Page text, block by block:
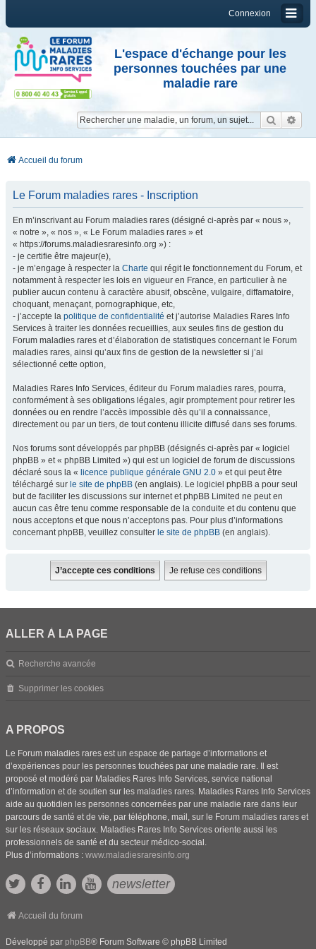
Connexion
L'espace d'échange pour les
personnes touchées par une
maladie rare
Accueil du forum
Le Forum maladies rares - Inscription
En m’inscrivant au Forum maladies rares (désigné ci-après par « nous »,
« notre », « nos », « Le Forum maladies rares » et
« https://forums.maladiesraresinfo.org ») :
- je certifie être majeur(e),
- je m’engage à respecter la Charte qui régit le fonctionnement du Forum, et
notamment à respecter les lois en vigueur en France, en particulier à ne
publier aucun contenu à caractère abusif, obscène, vulgaire, diffamatoire,
choquant, menaçant, pornographique, etc,
- j’accepte la politique de confidentialité et j’autorise Maladies Rares Info
Services à traiter les données recueillies, aux seules fins de gestion du
Forum maladies rares et d’élaboration de statistiques concernant le Forum
maladies rares, ainsi qu’aux fins de gestion de la newsletter si j’ai
sélectionné cette option,
Maladies Rares Info Services, éditeur du Forum maladies rares, pourra,
conformément à ses obligations légales, agir promptement pour retirer les
données ou en rendre l’accès impossible dès qu’il a connaissance,
directement ou par un tiers, de tout contenu illicite diffusé dans ses forums.
Nos forums sont développés par phpBB (désignés ci-après par « logiciel
phpBB » et « phpBB Limited ») qui est un logiciel de forum de discussions
déclaré sous la « licence publique générale GNU 2.0 » et qui peut être
téléchargé sur le site de phpBB (en anglais). Le logiciel phpBB a pour seul
but de faciliter les discussions sur internet et phpBB Limited ne peut en
aucun cas être tenu comme responsable de la conduite et du contenu que
nous acceptons et que nous n’acceptons pas. Pour plus d’informations
concernant phpBB, veuillez consulter le site de phpBB (en anglais).
ALLER À LA PAGE
Recherche avancée
Supprimer les cookies
A PROPOS
Le Forum maladies rares est un espace de partage d’informations et
d’expériences pour les personnes touchées par une maladie rare. Il est
proposé et modéré par Maladies Rares Info Services, service national
d’information et de soutien sur les maladies rares. Maladies Rares Info Services
aide au quotidien les personnes concernées par une maladie rare dans leur
parcours de santé et de vie, par téléphone, mail, sur le Forum maladies rares et
sur les réseaux sociaux. Maladies Rares Info Services oriente aussi les
professionnels de santé et du secteur médico-social.
Plus d’informations : www.maladiesraresinfo.org
newsletter
Accueil du forum
Développé par phpBB® Forum Software © phpBB Limited